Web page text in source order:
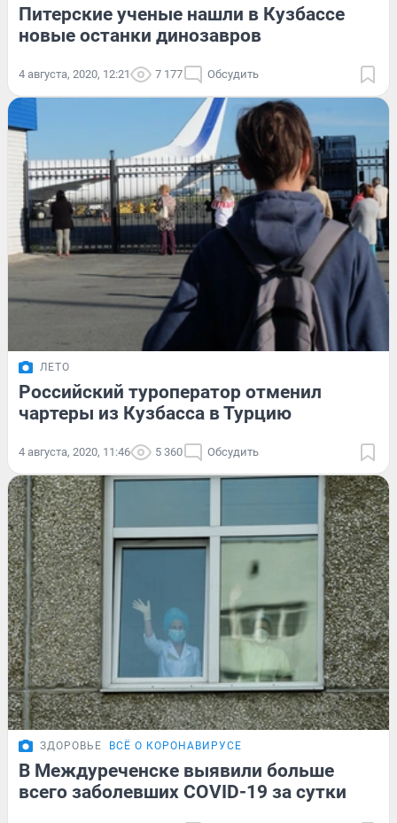
Питерские ученые нашли в Кузбассе
новые останки динозавров
4 августа, 2020, 12:21 7 177 Обсудить
ЛЕТО
Российский туроператор отменил
чартеры из Кузбасса в Турцию
4 августа, 2020, 11:46 5 360 Обсудить
ЗДОРОВЬЕ ВСЁ О КОРОНАВИРУСЕ
В Междуреченске выявили больше
всего заболевших COVID-19 за сутки